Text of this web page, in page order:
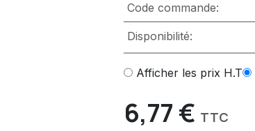
Code commande:
Disponibilité:
Afficher les prix H.T
6,77 € TTC